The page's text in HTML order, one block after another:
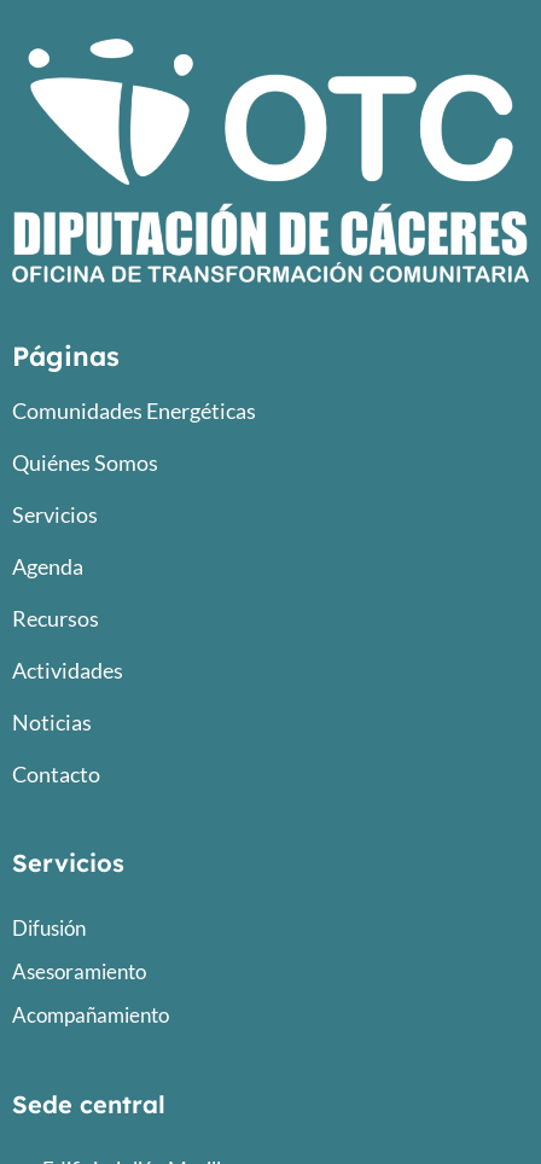
Páginas
Comunidades Energéticas
Quiénes Somos
Servicios
Agenda
Recursos
Actividades
Noticias
Contacto
Servicios
Difusión
Asesoramiento
Acompañamiento
Sede central